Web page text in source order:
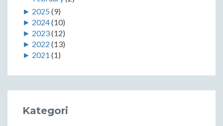
► 2025 (9)
► 2024(10)
► 2023(12)
► 2022 (13)
► 2021 (1)
Kategori